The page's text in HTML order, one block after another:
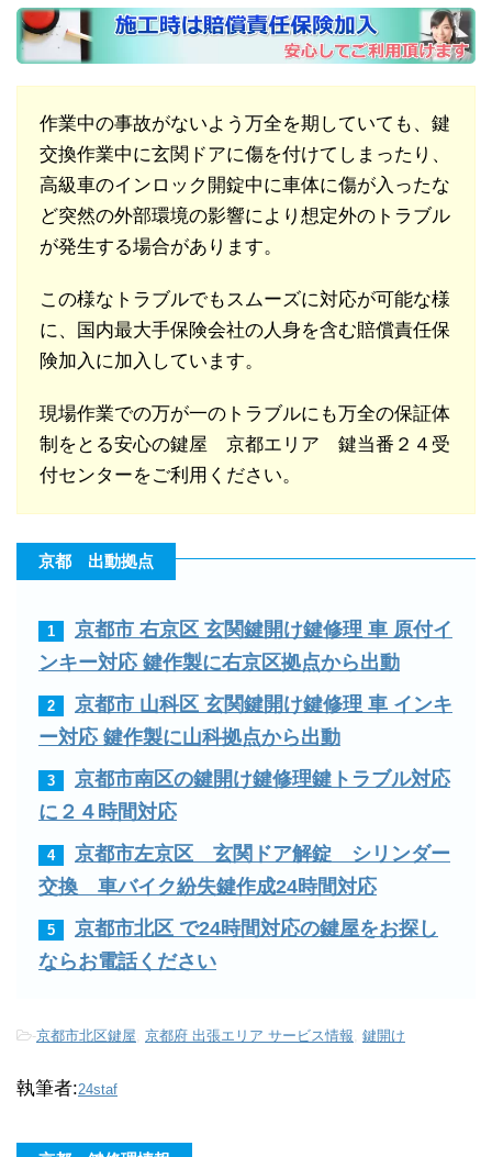
作業中の事故がないよう万全を期していても、鍵
交換作業中に玄関ドアに傷を付けてしまったり、
高級車のインロック開錠中に車体に傷が入ったな
ど突然の外部環境の影響により想定外のトラブル
が発生する場合があります。
この様なトラブルでもスムーズに対応が可能な様
に、国内最大手保険会社の人身を含む賠償責任保
険加入に加入しています。
現場作業での万が一のトラブルにも万全の保証体
制をとる安心の鍵屋 京都エリア 鍵当番２４受
付センターをご利用ください。
京都 出動拠点
1
京都市 右京区 玄関鍵開け鍵修理 車 原付イ
ンキー対応 鍵作製に右京区拠点から出動
2
京都市 山科区 玄関鍵開け鍵修理 車 インキ
ー対応 鍵作製に山科拠点から出動
3
京都市南区の鍵開け鍵修理鍵トラブル対応
に２４時間対応
4
京都市左京区 玄関ドア解錠 シリンダー
交換 車バイク紛失鍵作成24時間対応
5
京都市北区 で24時間対応の鍵屋をお探し
ならお電話ください
-京都市北区鍵屋, 京都府 出張エリア サービス情報, 鍵開け
執筆者:24staf